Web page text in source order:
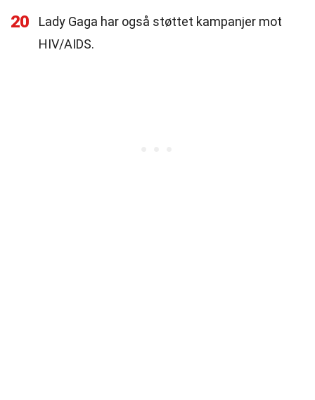
20
Lady Gaga har også støttet kampanjer mot
HIV/AIDS.